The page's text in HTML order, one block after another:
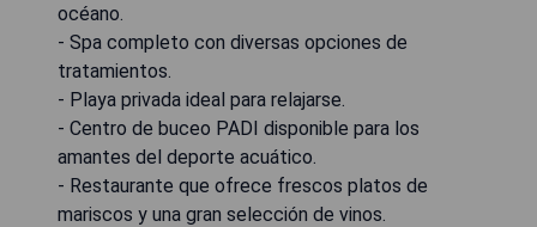
océano.
- Spa completo con diversas opciones de
tratamientos.
- Playa privada ideal para relajarse.
- Centro de buceo PADI disponible para los
amantes del deporte acuático.
- Restaurante que ofrece frescos platos de
mariscos y una gran selección de vinos.